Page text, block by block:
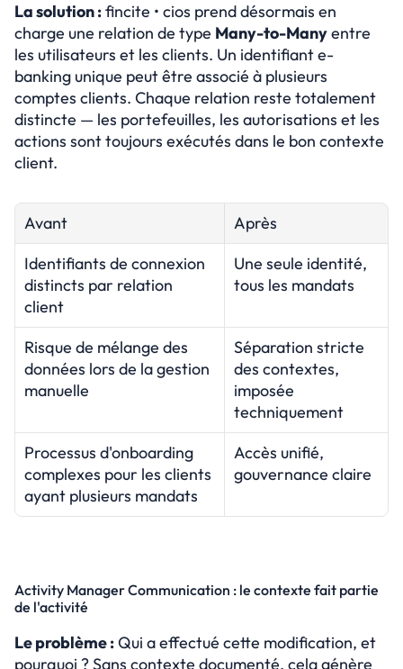
La solution : fincite • cios prend désormais en
charge une relation de type Many-to-Many entre
les utilisateurs et les clients. Un identifiant e-
banking unique peut être associé à plusieurs
comptes clients. Chaque relation reste totalement
distincte — les portefeuilles, les autorisations et les
actions sont toujours exécutés dans le bon contexte
client.
Avant
Après
Identifiants de connexion
distincts par relation
client
Une seule identité,
tous les mandats
Risque de mélange des
données lors de la gestion
manuelle
Séparation stricte
des contextes,
imposée
techniquement
Processus d'onboarding
complexes pour les clients
ayant plusieurs mandats
Accès unifié,
gouvernance claire
Activity Manager Communication : le contexte fait partie
de l'activité
Le problème : Qui a effectué cette modification, et
pourquoi ? Sans contexte documenté, cela génère